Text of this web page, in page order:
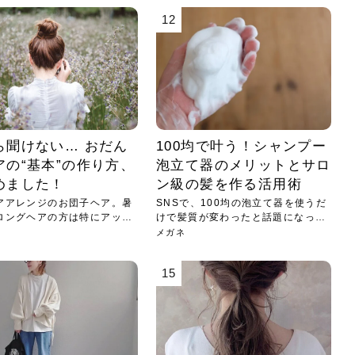
聞けない… おだん
の“基本”の作り方、
ました！
アレンジのお団子ヘア。暑
ングヘアの方は特にアップ
12
100均で叶う！シャンプー
泡立て器のメリットとサロ
ン級の髪を作る活用術
SNSで、100均の泡立て器を使うだ
けで髪質が変わったと話題になっ
て...
メガネ
15